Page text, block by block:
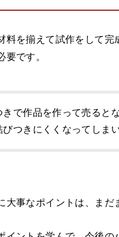
料を揃えて試作をして
です。
きで作品を作って売ると
びつきにくくなってしま
大事なポイントは、まだ